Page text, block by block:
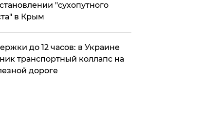
"сухопутного
в Крым
до 12 часов: в Украине
транспортный коллапс на
дороге